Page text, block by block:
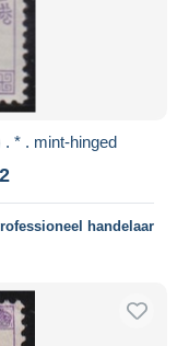
* . mint-hinged
handelaar